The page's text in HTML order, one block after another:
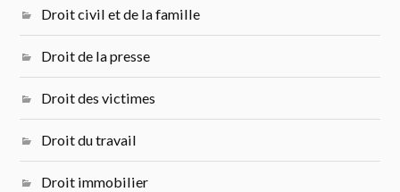
Droit civil et de la famille
Droit de la presse
Droit des victimes
Droit du travail
Droit immobilier